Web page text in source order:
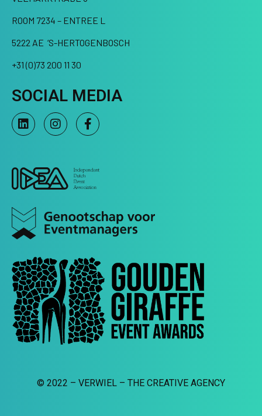
ROOM 7234 – ENTREE L
5222 AE ‘S-HERTOGENBOSCH
+31 (0)73 200 11 30
SOCIAL MEDIA
© 2022 – VERWIEL – THE CREATIVE AGENCY